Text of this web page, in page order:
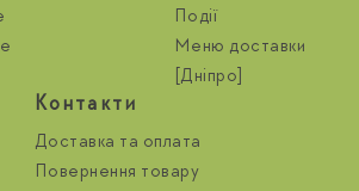
Події
Меню доставки
[Дніпро]
Контакти
Доставка та оплата
Повернення товару